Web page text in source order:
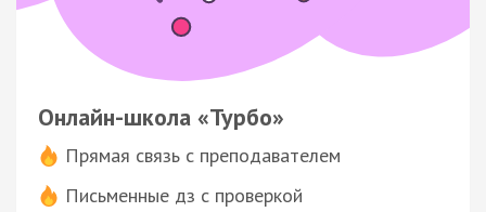
Онлайн-школа «Турбо»
Прямая связь с преподавателем
Письменные дз с проверкой